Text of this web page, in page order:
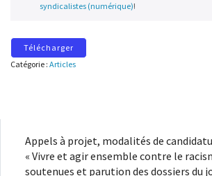
syndicalistes (numérique)!
Télécharger
Catégorie : Articles
Appels à projet, modalités de
« Vivre et agir ensemble contre le
soutenues et parution des dossiers du